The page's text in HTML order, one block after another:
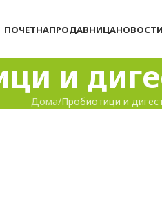
ПОЧЕТНАПРОДАВНИЦАНОВОСТИ
и
Дома Пробиотици и